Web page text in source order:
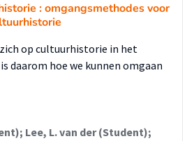
: omgangsmethodes voor
op cultuurhistorie in het
daarom hoe we kunnen omgaan
Lee, L. van der (Student);